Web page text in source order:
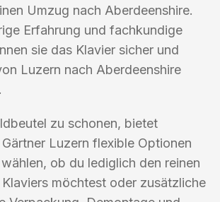
Umzug nach Aberdeenshire.
Erfahrung und fachkundige
sie das Klavier sicher und
Luzern nach Aberdeenshire
zu schonen, bietet
Luzern flexible Optionen
ob du lediglich den reinen
möchtest oder zusätzliche